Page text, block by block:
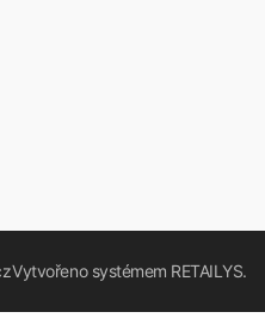
Vytvořeno systémem RETAILYS.